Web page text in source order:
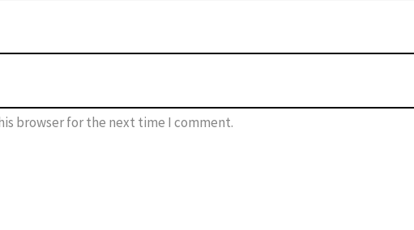
browser for the next time I comment.